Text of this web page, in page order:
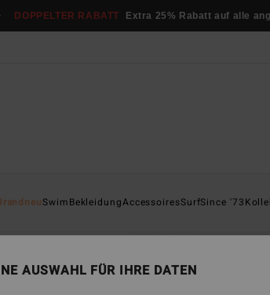
DOPPELTER RABATT Extra 25% Rabatt auf alle
SwimBekleidungAccessoiresSurfSince '73
AUSWAHL FÜR IHRE DATEN